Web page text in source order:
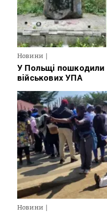
Новини
У Польщі пошкодили
військових УПА
Новини